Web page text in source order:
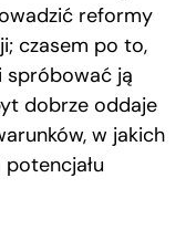
reformy
czasem po to,
spróbować ją
dobrze oddaje
w jakich